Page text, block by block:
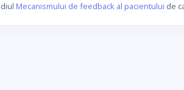
Mecanismului de feedback al pacientului de
graficele de pe Graphs.ro,